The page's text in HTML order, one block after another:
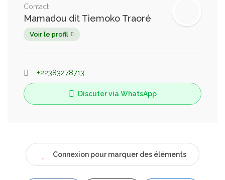
Contact
Mamadou dit Tiemoko Traoré
Voir le profil
+22383278713
Discuter via WhatsApp
Connexion pour marquer des éléments